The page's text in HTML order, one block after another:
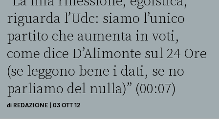
riguarda l’Udc: siamo l’unico
partito che aumenta in voti,
come dice D’Alimonte sul 24 Ore
(se leggono bene i dati, se no
parliamo del nulla)” (00:07)
di REDAZIONE | 03 OTT 12